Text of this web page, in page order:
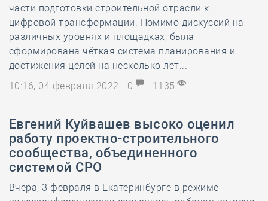
части подготовки строительной отрасли к
цифровой трансформации. Помимо дискуссий на
различных уровнях и площадках, была
сформирована чёткая система планирования и
достижения целей на несколько лет...
10:16, 04 февраля 2022
0 1135
Евгений Куйвашев высоко оценил
работу проектно-строительного
сообщества, объединенного
системой СРО
Вчера, 3 февраля в Екатеринбурге в режиме